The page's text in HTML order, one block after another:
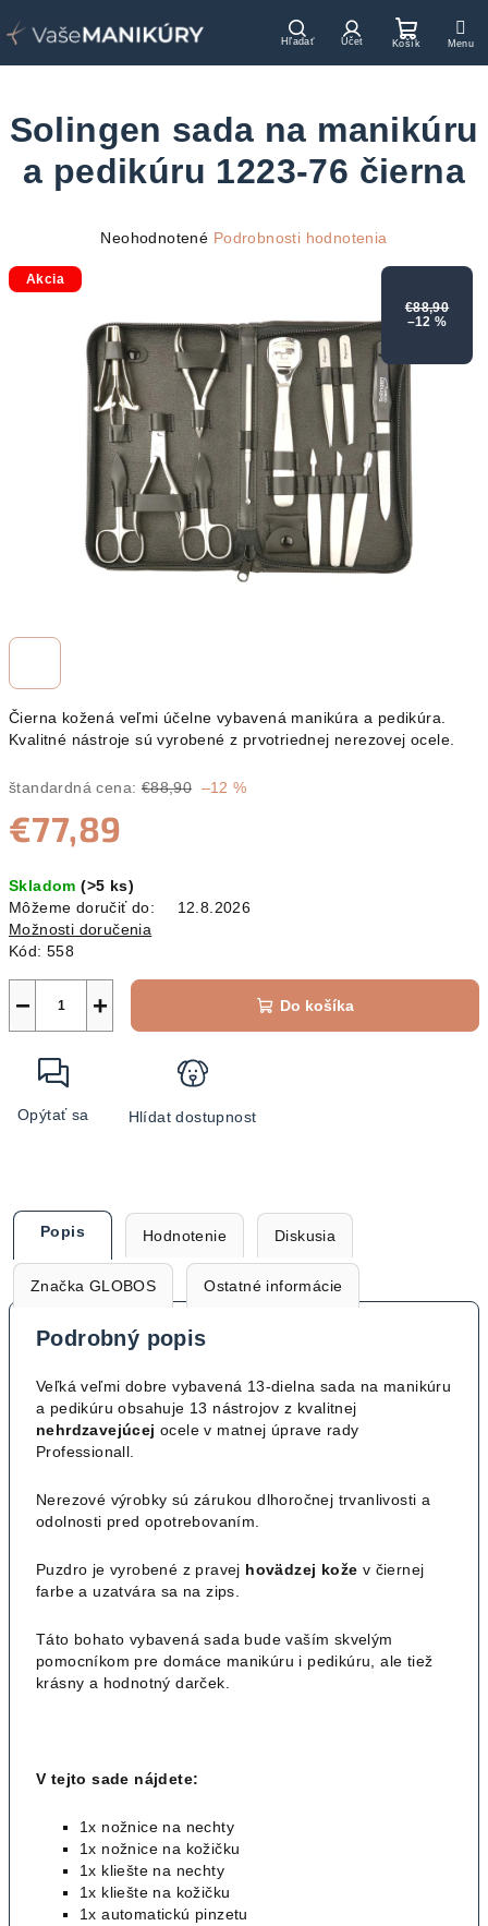
na
HľadaťPrihlásenie
košík
Čierna kožená veľmi účelne vybavená manikúra a pedikúra.
Kvalitné nástroje sú vyrobené z prvotriednej nerezovej ocele.
štandardná cena: €88,90 –12 %
€77,89
cena:
Skladom(>5 ks)
Môžeme doručiť do:
12.8.2026
Možnosti doručenia
Kód: 558
+
− Do košíka
Opýtať sa Hlídat dostupnost
Solingen sada na manikúru
a pedikúru 1223-76 čierna
Priemerné
0,0
z
5
hviezdičiek.
Neohodnotené Podrobnosti hodnotenia
Akcia
€88,90
–12 %
Popis Hodnotenie Diskusia
Značka GLOBOS Ostatné informácie
Podrobný popis
Veľká veľmi dobre vybavená 13-dielna sada na manikúru
a pedikúru obsahuje 13 nástrojov z kvalitnej
nehrdzavejúcej ocele v matnej úprave rady
Professionall.
Nerezové výrobky sú zárukou dlhoročnej trvanlivosti a
odolnosti pred opotrebovaním.
Puzdro je vyrobené z pravej hovädzej kože v čiernej
farbe a uzatvára sa na zips.
Táto bohato vybavená sada bude vaším skvelým
pomocníkom pre domáce manikúru i pedikúru, ale tiež
krásny a hodnotný darček.
V tejto sade nájdete:
1x nožnice na nechty
1x nožnice na kožičku
1x kliešte na nechty
1x kliešte na kožičku
1x automatickú pinzetu